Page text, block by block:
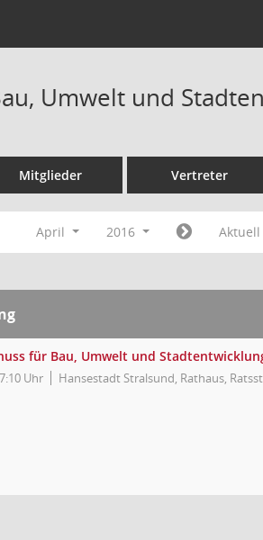
Umwelt und
Mitglieder Vertreter
April 2016 Aktuell
für Bau, Umwelt und
Uhr Hansestadt Stralsund, Rathaus,